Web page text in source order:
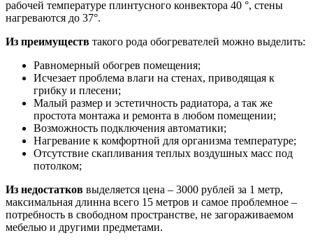
рабочей температуре плинтусного конвектора 40 °, стены
нагреваются до 37°.
Из преимуществ такого рода обогревателей можно выделить:
Равномерный обогрев помещения;
Исчезает проблема влаги на стенах, приводящая к
грибку и плесени;
Малый размер и эстетичность радиатора, а так же
простота монтажа и ремонта в любом помещении;
Возможность подключения автоматики;
Нагревание к комфортной для организма температуре;
Отсутствие скапливания теплых воздушных масс под
потолком;
Из недостатков выделяется цена – 3000 рублей за 1 метр,
максимальная длинна всего 15 метров и самое проблемное –
потребность в свободном пространстве, не загораживаемом
мебелью и другими предметами.